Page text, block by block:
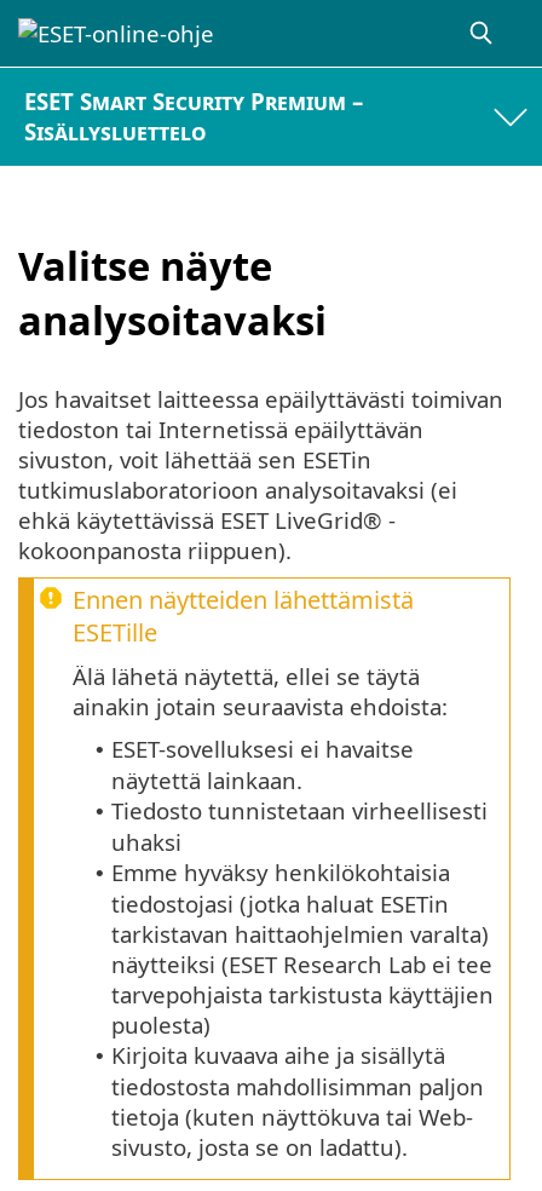
ESET Smart Security Premium –
Sisällysluettelo
Valitse näyte
analysoitavaksi
Jos havaitset laitteessa epäilyttävästi toimivan
tiedoston tai Internetissä epäilyttävän
sivuston, voit lähettää sen ESETin
tutkimuslaboratorioon analysoitavaksi (ei
ehkä käytettävissä ESET LiveGrid® -
kokoonpanosta riippuen).
Ennen näytteiden lähettämistä
ESETille
Älä lähetä näytettä, ellei se täytä
ainakin jotain seuraavista ehdoista:
• ESET-sovelluksesi ei havaitse
näytettä lainkaan.
• Tiedosto tunnistetaan virheellisesti
uhaksi
• Emme hyväksy henkilökohtaisia
tiedostojasi (jotka haluat ESETin
tarkistavan haittaohjelmien varalta)
näytteiksi (ESET Research Lab ei tee
tarvepohjaista tarkistusta käyttäjien
puolesta)
• Kirjoita kuvaava aihe ja sisällytä
tiedostosta mahdollisimman paljon
tietoja (kuten näyttökuva tai Web-
sivusto, josta se on ladattu).